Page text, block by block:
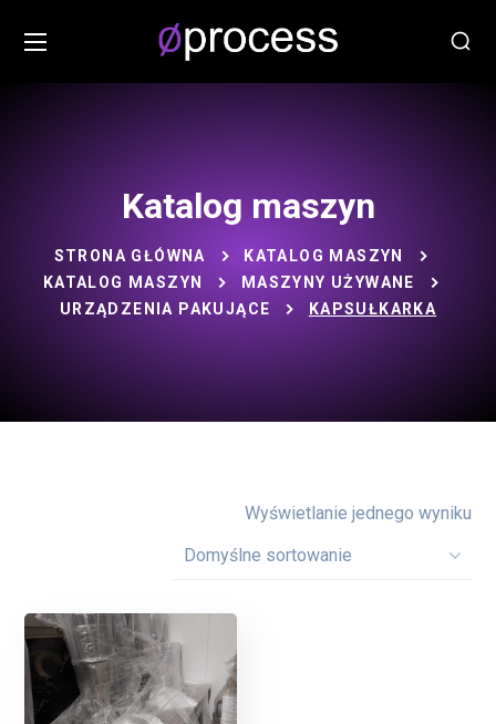
Katalog maszyn
STRONA GŁÓWNA
KATALOG MASZYN
KATALOG MASZYN
MASZYNY UŻYWANE
URZĄDZENIA PAKUJĄCE
KAPSUŁKARKA
Wyświetlanie jednego wyniku